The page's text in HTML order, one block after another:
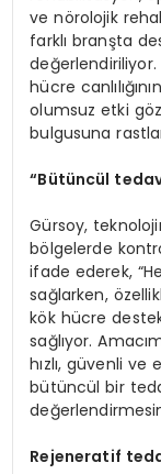
ve nörolojik
farklı branşta
değerlendiriliyor.
hücre
olumsuz etki
bulgusuna
“Bütüncül
Gürsoy,
bölgelerde
ifade ederek,
sağlarken,
kök hücre
sağlıyor.
hızlı, güvenli ve
bütüncül bir
Rejeneratif